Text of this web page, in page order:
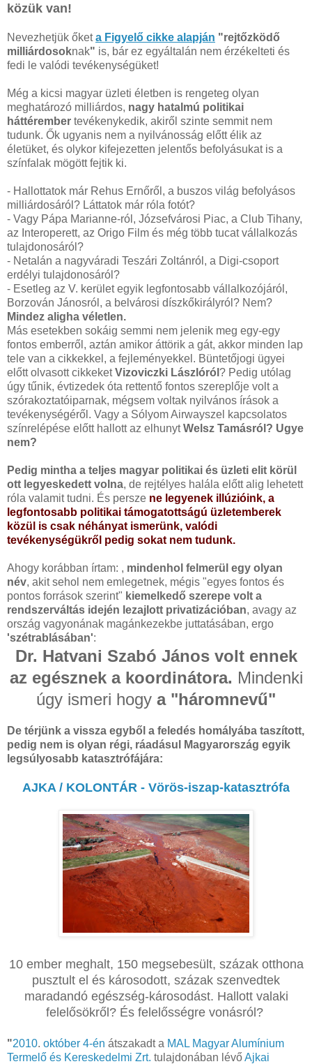
közük van!
Nevezhetjük őketa Figyelő cikke alapján "rejtőzködő
milliárdosoknak" is, bár ez egyáltalán nem érzékelteti és
fedi le valódi tevékenységüket!
Még a kicsi magyar üzleti életben is rengeteg olyan
meghatározó milliárdos, nagy hatalmú politikai
háttérember tevékenykedik, akiről szinte semmit nem
tudunk. Ők ugyanis nem a nyilvánosság előtt élik az
életüket, és olykor kifejezetten jelentős befolyásukat is a
színfalak mögött fejtik ki.
- Hallottatok már Rehus Ernőről, a buszos világ befolyásos
milliárdosáról? Láttatok már róla fotót?
- Vagy Pápa Marianne-ról, Józsefvárosi Piac, a Club Tihany,
az Interoperett, az Origo Film és még több tucat vállalkozás
tulajdonosáról?
- Netalán a nagyváradi Teszári Zoltánról, a Digi-csoport
erdélyi tulajdonosáról?
- Esetleg az V. kerület egyik legfontosabb vállalkozójáról,
Borzován Jánosról, a belvárosi díszkőkirályról? Nem?
Mindez aligha véletlen.
Más esetekben sokáig semmi nem jelenik meg egy-egy
fontos emberről, aztán amikor áttörik a gát, akkor minden lap
tele van a cikkekkel, a fejleményekkel. Büntetőjogi ügyei
előtt olvasott cikkeketVizoviczki Lászlóról ? Pedig utólag
úgy tűnik, évtizedek óta rettentő fontos szereplője volt a
szórakoztatóiparnak, mégsem voltak nyilvános írások a
tevékenységéről. Vagy a Sólyom Airwayszel kapcsolatos
színrelépése előtt hallott az elhunytWelsz Tamásról? Ugye
nem?
Pedig mintha a teljes magyar politikai és üzleti elit körül
ott legyeskedett volna, de rejtélyes halála előtt alig lehetett
róla valamit tudni. És persze ne legyenek illúzióink, a
legfontosabb politikai támogatottságú üzletemberek
közül is csak néhányat ismerünk, valódi
tevékenységükről pedig sokat nem tudunk.
Ahogy korábban írtam: , mindenhol felmerül egy olyan
név, akit sehol nem emlegetnek, mégis "egyes fontos és
pontos források szerint" kiemelkedő szerepe volt a
rendszerváltás idején lezajlott privatizációban, avagy az
ország vagyonának magánkezekbe juttatásában, ergo
'szétrablásában':
Dr. Hatvani Szabó János volt ennek
az egésznek a koordinátora. Mindenki
úgy ismeri hogy a "háromnevű"
De térjünk a vissza egyből a feledés homályába taszított,
pedig nem is olyan régi, ráadásul Magyarország egyik
legsúlyosabb katasztrófájára:
AJKA / KOLONTÁR - Vörös-iszap-katasztrófa
10 ember meghalt, 150 megsebesült, százak otthona
pusztult el és károsodott, százak szenvedtek
maradandó egészség-károsodást. Hallott valaki
felelősökről? És felelősségre vonásról?
"2010. október 4-én átszakadt a MAL Magyar Alumínium
Termelő és Kereskedelmi Zrt. tulajdonában lévőAjkai